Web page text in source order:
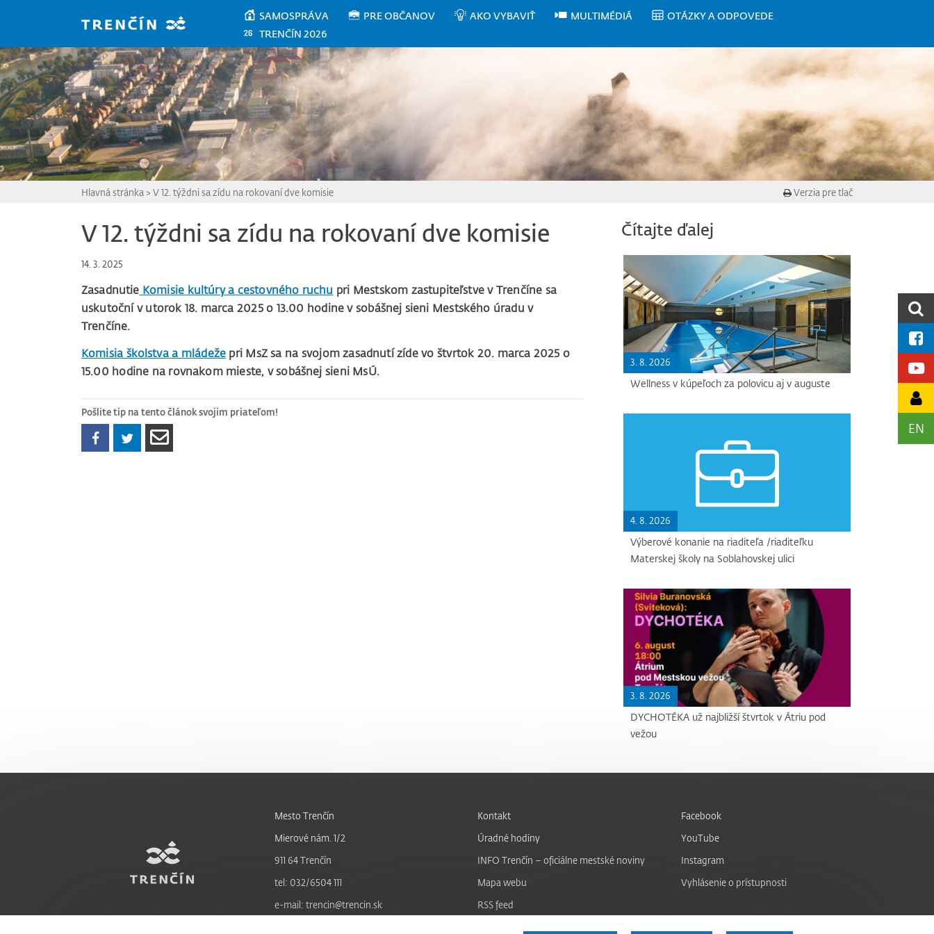
SAMOSPRÁVA PRE OBČANOV AKO VYBAVIŤ MULTIMÉDIÁ
OTÁZKY A ODPOVEDE
TRENČÍN 2026
EN
Hlavná stránka > V 12. týždni sa zídu na rokovaní dve komisie Verzia pre tlač
V 12. týždni sa zídu na rokovaní dve komisie
14. 3. 2025
Zasadnutie Komisie kultúry a cestovného ruchu pri Mestskom zastupiteľstve v Trenčíne sa
uskutoční v utorok 18. marca 2025 o 13.00 hodine v sobášnej sieni Mestského úradu v
Trenčíne.
Komisia školstva a mládeže pri MsZ sa na svojom zasadnutí zíde vo štvrtok 20. marca 2025 o
15.00 hodine na rovnakom mieste, v sobášnej sieni MsÚ.
Pošlite tip na tento článok svojim priateľom!
Čítajte ďalej
3. 8. 2026
Wellness v kúpeľoch za polovicu aj v auguste
4. 8. 2026
Výberové konanie na riaditeľa /riaditeľku
Materskej školy na Soblahovskej ulici
3. 8. 2026
DYCHOTÉKA už najbližší štvrtok v Átriu pod
vežou
Mesto Trenčín
Mierové nám. 1/2
911 64 Trenčín
tel: 032/6504 111
e-mail: trencin@trencin.sk
Kontakt
Úradné hodiny
INFO Trenčín – oficiálne mestské noviny
Mapa webu
RSS feed
Facebook
YouTube
Instagram
Vyhlásenie o prístupnosti